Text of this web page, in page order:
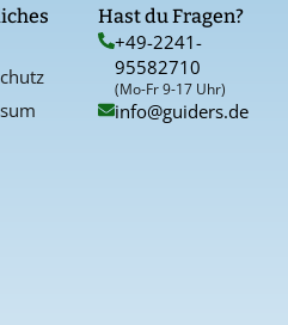
Hast du Fragen?
+49-2241-
95582710
(Mo-Fr 9-17 Uhr)
info@guiders.de